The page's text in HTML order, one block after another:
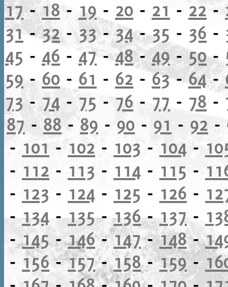
17-18- 19 - 20 - 21 - 22 -
31-32-33-34-35 - 36 -
45 - 46 - 47-48-49 -50-
59- 60 - 61 - 62 -63-64-
73-74 - 75 - 76 - 77 - 78 -
87 -88-89 - 90 - 91 - 92 -
- 101 - 102 - 103 - 104 -
- 112 - 113 - 114 - 115 -
- 123 - 124 - 125 - 126 -
-134 - 135-136-137-
-145-146-147-148-
- 156-157-158-159-